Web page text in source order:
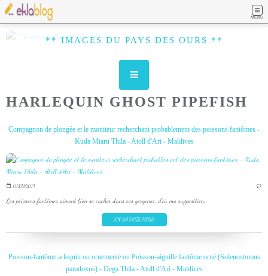
MENU
** IMAGES DU PAYS DES OURS **
HARLEQUIN GHOST PIPEFISH
Compagnon de plongée et le moniteur recherchant probablement des poissons fantômes -
Kuda Miaru Thila - Atoll d'Ari - Maldives
01/09/2014 …
Les poissons fantômes aiment bien se cacher dans ces gorgones, d'où ma supposition.
EN SAVOIR PLUS
Poisson-fantôme arlequin ou ornementé ou Poisson-aiguille fantôme orné (Solenostomus
paradoxus) - Dega Thila - Atoll d'Ari - Maldives